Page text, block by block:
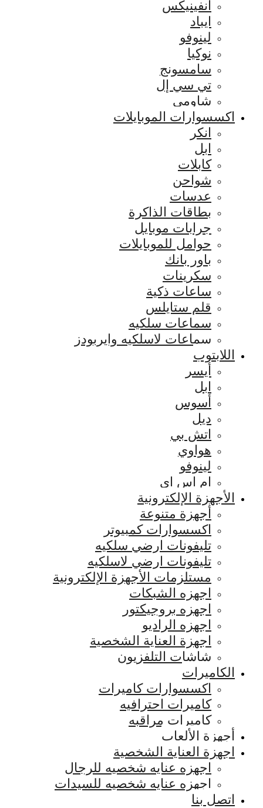
انفينيكس
ايباد
لينوفو
نوكيا
سامسونج
تي سي إل
شاومي
اكسسوارات الموبايلات
انكر
ابل
كابلات
شواحن
عدسات
بطاقات الذاكرة
جرابات موبايل
حوامل للموبايلات
باور بانك
سكرينات
ساعات ذكية
قلم ستايلس
سماعات سلكيه
سماعات لاسلكيه وايربودز
اللابتوب
أيسر
ابل
أسوس
ديل
اتش بي
هواوي
لينوفو
ام اس اي
الأجهزة الإلكترونية
أجهزة متنوعة
اكسسوارات كمبيوتر
تليفونات ارضي سلكيه
تليفونات ارضي لاسلكيه
مستلزمات الأجهزة الإلكترونية
اجهزه الشبكات
اجهزه بروجيكتور
اجهزه الراديو
اجهزة العناية الشخصية
شاشات التلفزيون
الكاميرات
اكسسوارات كاميرات
كاميرات احترافيه
كاميرات مراقبه
أجهزة الألعاب
اجهزة العناية الشخصية
اجهزه عنايه شخصيه للرجال
اجهزه عنايه شخصيه للسيدات
اتصل بنا